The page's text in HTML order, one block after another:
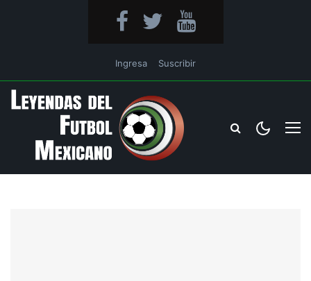
Ingresa Suscribir